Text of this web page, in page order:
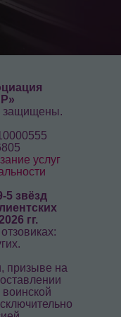
защищены.
услуг
5 звёзд
гг.
призыве на